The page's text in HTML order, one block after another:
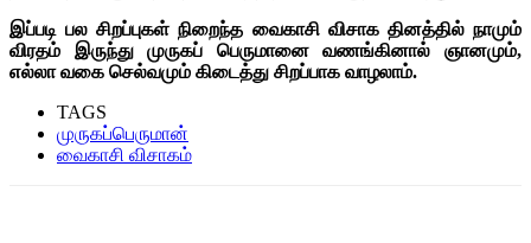
இப்படி பல சிறப்புகள் நிறைந்த வைகாசி விசாக தினத்தில் நாமும்
விரதம்
இருந்து முருகப் பெருமானை வணங்கினால் ஞானமும்,
எல்லா வகை செல்வமும் கிடைத்து சிறப்பாக வாழலாம்.
TAGS
முருகப்பெருமான்
வைகாசி விசாகம்